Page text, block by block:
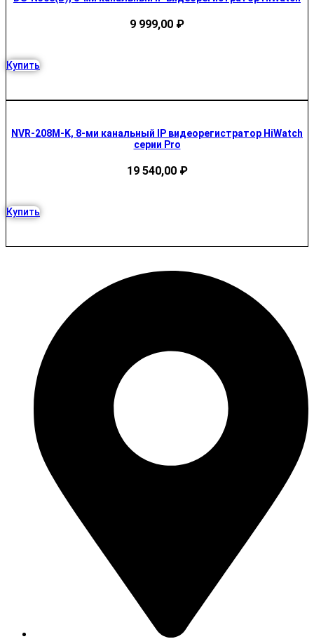
9 999,00 ₽
Купить
NVR-208M-K, 8-ми канальный IP видеорегистратор HiWatch
серии Pro
19 540,00 ₽
Купить